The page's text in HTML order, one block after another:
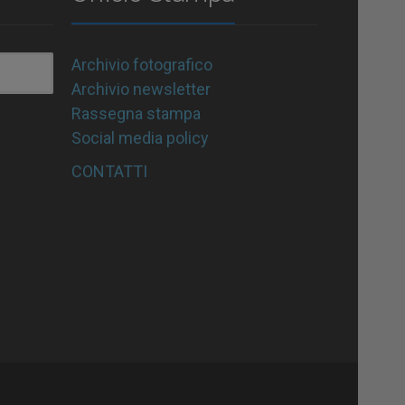
Archivio fotografico
Archivio newsletter
Rassegna stampa
Social media policy
CONTATTI